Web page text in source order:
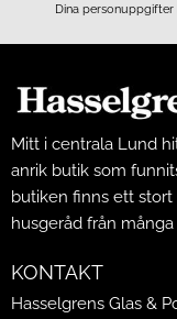
Dina
Mitt i centrala Lund
anrik butik som
butiken finns ett
husgeråd från
KONTAKT
Hasselgrens Glas &